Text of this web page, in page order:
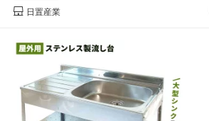
日置産業